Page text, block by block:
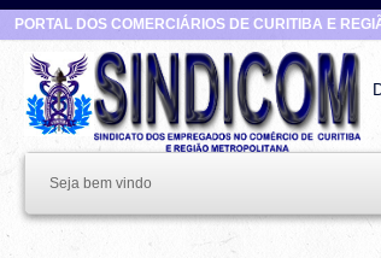
PORTAL DOS COMERCIÁRIOS DE CURITIBA E
Seja bem vindo